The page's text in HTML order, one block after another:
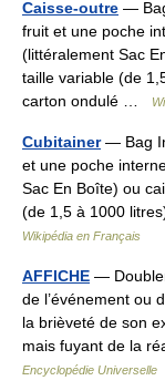
Caisse-outre —
fruit et une poche
(littéralement Sac
taille variable (de
carton ondulé …
Cubitainer— Bag
et une poche
Sac En Boîte) ou
(de 1,5 à 1000
Wikipédia en Français
AFFICHE —
de l’événement ou
la brièveté de son
mais fuyant de la
Encyclopédie Universelle